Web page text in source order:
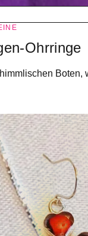
Ohrringe